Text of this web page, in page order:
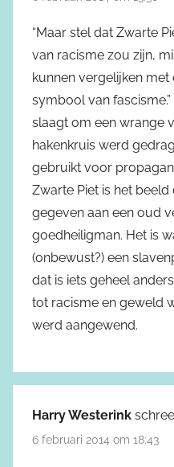
“Maar stel dat Zwarte
van racisme zou zijn,
kunnen vergelijken met
symbool van
slaagt om een wrange
hakenkruis werd
gebruikt voor
Zwarte Piet is het
gegeven aan een oud
goedheiligman. Het is
(onbewust?) een
dat is iets geheel
tot racisme en geweld
werd aangewend.
Harry Westerink
6 februari 2014 om 18:43